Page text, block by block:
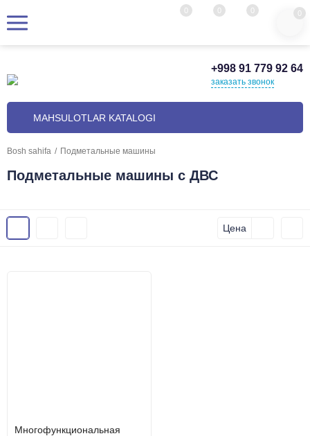
0 0 0 0
+998 91 779 92 64
заказать звонок
MAHSULOTLAR KATALOGI
Bosh sahifa / Подметальные машины
Подметальные машины с ДВС
Цена
Многофункциональная